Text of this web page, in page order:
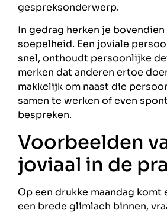
gespreksonderwerp.
In gedrag herken je bovendien
soepelheid. Een joviale
snel, onthoudt persoonlijke
merken dat anderen ertoe
makkelijk om naast die
samen te werken of even
bespreken.
Voorbeelden
joviaal in de
Op een drukke maandag komt
een brede glimlach binnen,